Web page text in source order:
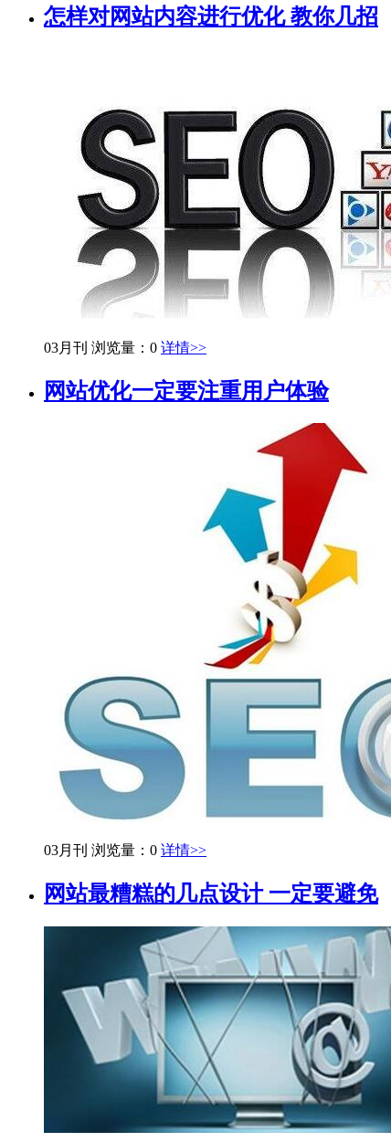
怎样对网站内容进行优化 教你几招
03月刊 浏览量：0 详情>>
网站优化一定要注重用户体验
03月刊 浏览量：0 详情>>
网站最糟糕的几点设计 一定要避免